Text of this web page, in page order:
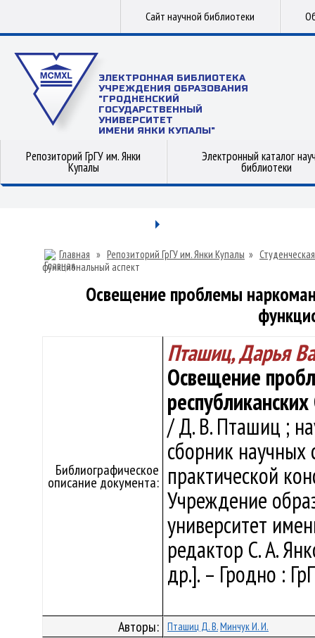
Сайт научной библиотеки
ЭЛЕКТРОННАЯ БИБЛИОТЕКА
УЧРЕЖДЕНИЯ ОБРАЗОВАНИЯ
"ГРОДНЕНСКИЙ
ГОСУДАРСТВЕННЫЙ
УНИВЕРСИТЕТ
ИМЕНИ ЯНКИ КУПАЛЫ"
Репозиторий ГрГУ им. Янки
Купалы
Электронный каталог
библиотеки
Главная » Репозиторий ГрГУ им. Янки Купалы »
функциональный аспект
Освещение проблемы
Библиографическое
описание документа:
Пташиц, Дарья
Освещение
/ Д. В. Пташиц ;
сборник
практической
Учреждение
университет
редактор С. А.
др.]. – Гродно :
Авторы: Пташиц Д. В.Минчук И. И.